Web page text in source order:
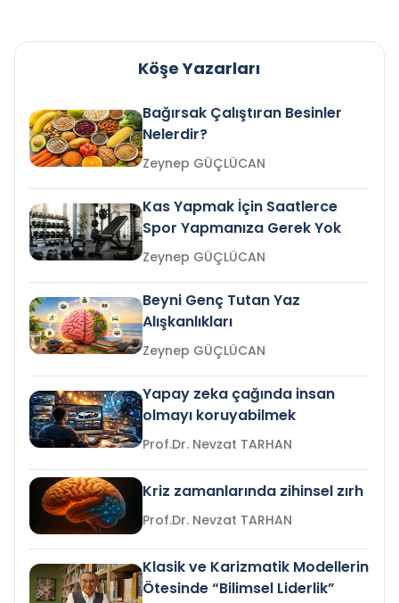
Köşe Yazarları
Bağırsak Çalıştıran Besinler
Nelerdir?
Zeynep GÜÇLÜCAN
Kas Yapmak İçin Saatlerce
Spor Yapmanıza Gerek Yok
Zeynep GÜÇLÜCAN
Beyni Genç Tutan Yaz
Alışkanlıkları
Zeynep GÜÇLÜCAN
Yapay zeka çağında insan
olmayı koruyabilmek
Prof.Dr. Nevzat TARHAN
Kriz zamanlarında zihinsel zırh
Prof.Dr. Nevzat TARHAN
Klasik ve Karizmatik Modellerin
Ötesinde “Bilimsel Liderlik”